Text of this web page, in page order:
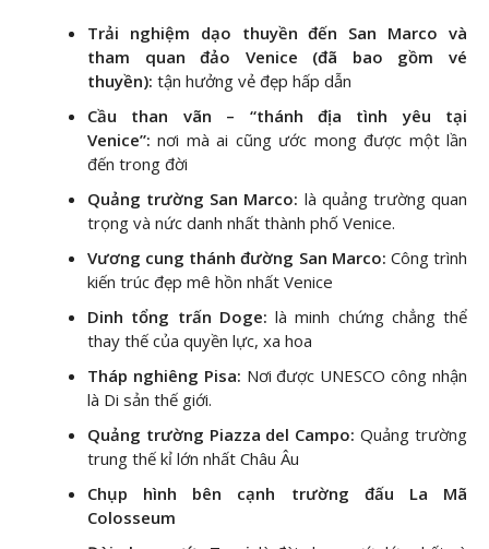
Trải nghiệm dạo thuyền đến San Marco và
tham quan đảo Venice (đã bao gồm vé
thuyền): tận hưởng vẻ đẹp hấp dẫn
Cầu than vãn – “thánh địa tình yêu tại
Venice”: nơi mà ai cũng ước mong được một lần
đến trong đời
Quảng trường San Marco: là quảng trường quan
trọng và nức danh nhất thành phố Venice.
Vương cung thánh đường San Marco: Công trình
kiến trúc đẹp mê hồn nhất Venice
Dinh tổng trấn Doge: là minh chứng chẳng thể
thay thế của quyền lực, xa hoa
Tháp nghiêng Pisa: Nơi được UNESCO công nhận
là Di sản thế giới.
Quảng trường Piazza del Campo: Quảng trường
trung thế kỉ lớn nhất Châu Âu
Chụp hình bên cạnh trường đấu La Mã
Colosseum